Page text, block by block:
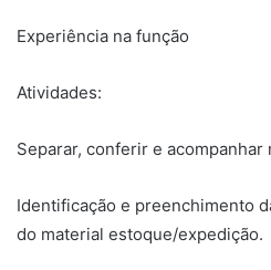
Experiência na função
Atividades:
Separar, conferir e acompanhar
Identificação e preenchimento
do material estoque/expedição.